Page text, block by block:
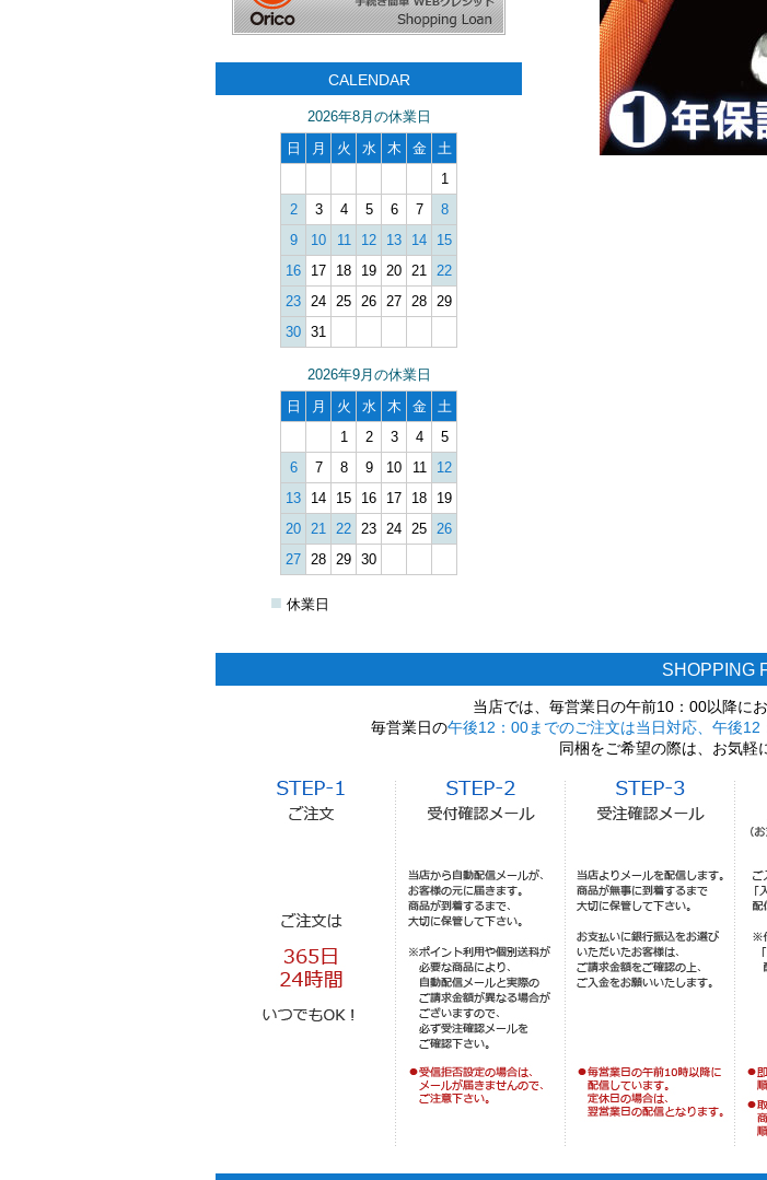
CALENDAR
2026年8月の休業日
日
月 火 水 木 金
土
1
2
3 4 5 6 7
8
9
10 11 12 13 14
15
16
17 18 19 20 21 22
23 24 25 26 27 28 29
30 31
2026年9月の休業日
日
月 火 水 木 金
土
1
2 3 4
5
6
7 8 9 10 11
12
13
14 15 16 17 18
19
20 21 22 23 24 25 26
27 28 29 30
■ 休業日
SHOPPING
当店では、毎営業日の午前10：00以降に
毎営業日の午後12：00までのご注文は当日対応、午後
同梱をご希望の際は、お気軽